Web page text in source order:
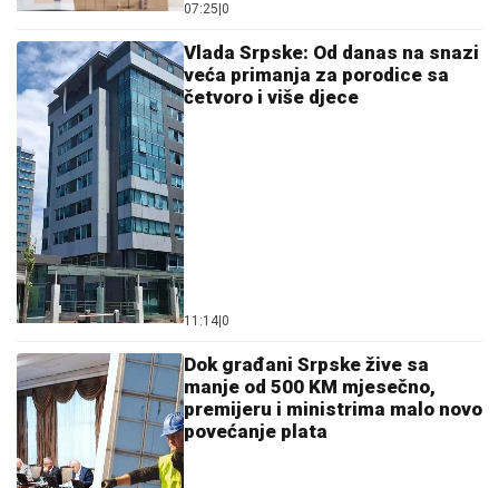
07:25 0
Vlada Srpske: Od danas na snazi
veća primanja za porodice sa
četvoro i više djece
11:14 0
Dok građani Srpske žive sa
manje od 500 KM mjesečno,
premijeru i ministrima malo novo
povećanje plata